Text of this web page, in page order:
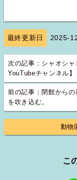
最終更新日 2025-
次の記事：シャオシ
YouTubeチャンネル】
前の記事：閉館からの
を吹き込む。
動物
こ